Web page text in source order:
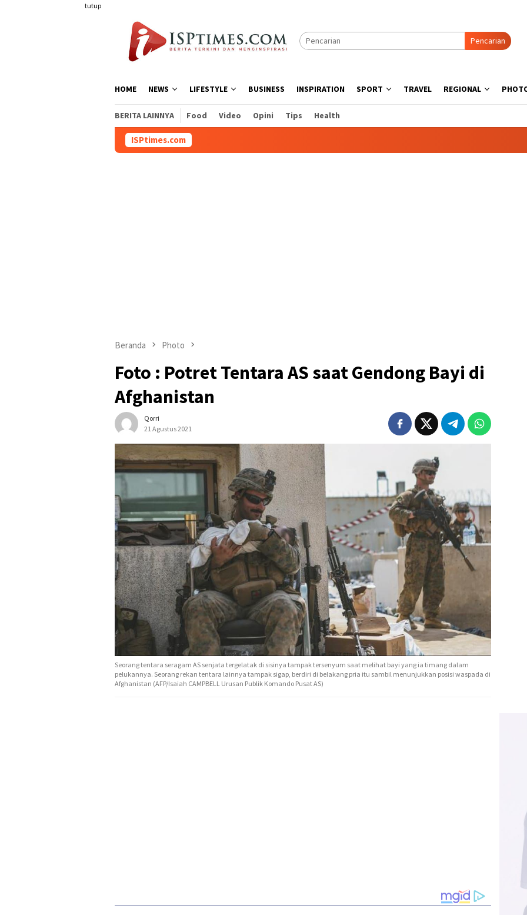
tutup
Pencarian
HOME NEWS LIFESTYLE BUSINESS INSPIRATION SPORT TRAVEL REGIONAL
BERITA LAINNYA Food Video Opini Tips Health
ISPtimes.com
Beranda Photo
Foto : Potret Tentara AS saat Gendong Bayi di
Afghanistan
Qorri
21 Agustus 2021
Seorang tentara seragam AS senjata tergelatak di sisinya tampak tersenyum saat melihat bayi yang ia timang dalam
pelukannya. Seorang rekan tentara lainnya tampak sigap, berdiri di belakang pria itu sambil menunjukkan posisi waspada di
Afghanistan (AFP/Isaiah CAMPBELL Urusan Publik Komando Pusat AS)